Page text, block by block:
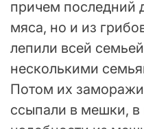
причем последний
мяса, но и из
лепили всей
несколькими
Потом их
ссыпали в мешки,